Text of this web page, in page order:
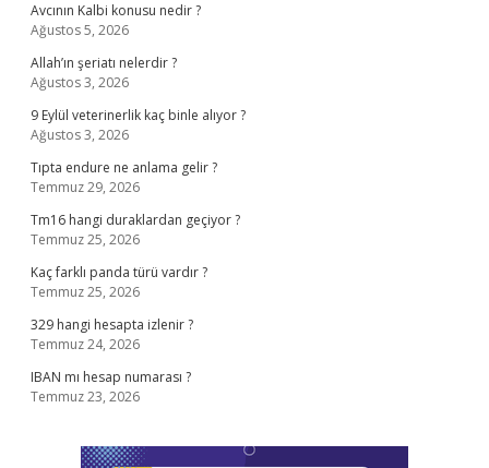
Avcının Kalbi konusu nedir ?
Ağustos 5, 2026
Allah’ın şeriatı nelerdir ?
Ağustos 3, 2026
9 Eylül veterinerlik kaç binle alıyor ?
Ağustos 3, 2026
Tıpta endure ne anlama gelir ?
Temmuz 29, 2026
Tm16 hangi duraklardan geçiyor ?
Temmuz 25, 2026
Kaç farklı panda türü vardır ?
Temmuz 25, 2026
329 hangi hesapta izlenir ?
Temmuz 24, 2026
IBAN mı hesap numarası ?
Temmuz 23, 2026